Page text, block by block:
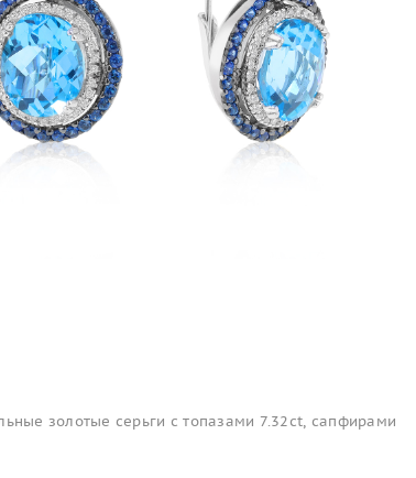
золотые серьги с топазами 7.32ct, сапфирами